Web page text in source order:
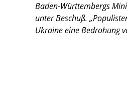
Baden-Württembergs
unter Beschuß.
Ukraine eine Bedrohung